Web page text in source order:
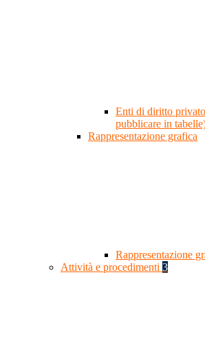
Enti di diritto
pubblicare in
Rappresentazione grafica
Rappresentazione
Attività e procedimenti 3